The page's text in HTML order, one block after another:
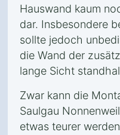
Hauswand kaum
dar. Insbesondere
sollte jedoch
die Wand der
lange Sicht
Zwar kann die
Saulgau
etwas teurer